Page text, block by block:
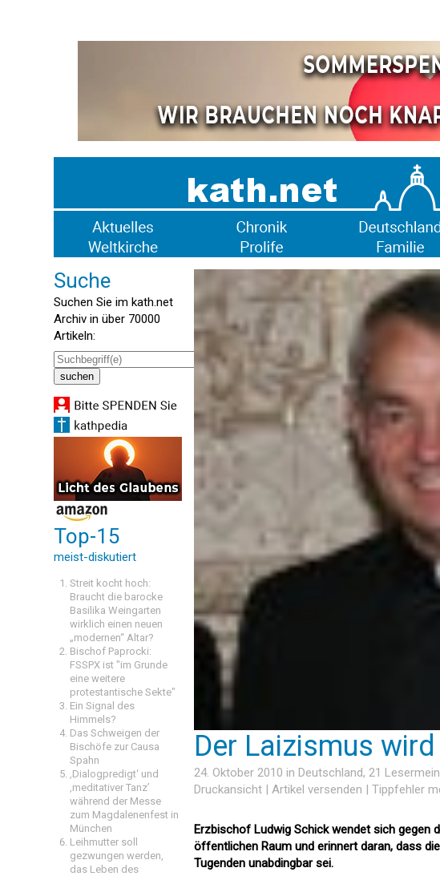
Suche
Suchen Sie im kath.net
Archiv in über 70000
Artikeln:
Top-15
meist-diskutiert
Streit kocht hoch:
Braucht die barocke
Basilika Weingarten
wirklich einen neuen
„modernen“ Altar?
Bischof Paprocki:
FSSPX ist "im Grunde
eine weitere
protestantische Sekte"
Ein Signal des
Himmels?
Das Schweigen der
Bischöfe zur Causa
Spahn
‚Dialogpredigt‘ und
‚meditativer Tanz’
während der Messe
zum Magdalenenfest in
München
Leihmutter soll
gezwungen werden,
das Leben des
Der Laizismus
24. Oktober 2010 in Deutschland, 21
Druckansicht
Artikel versenden Tippfehler
Erzbischof Ludwig Schick wendet sich gegen
öffentlichen Raum und erinnert daran, dass
Tugenden unabdingbar sei.